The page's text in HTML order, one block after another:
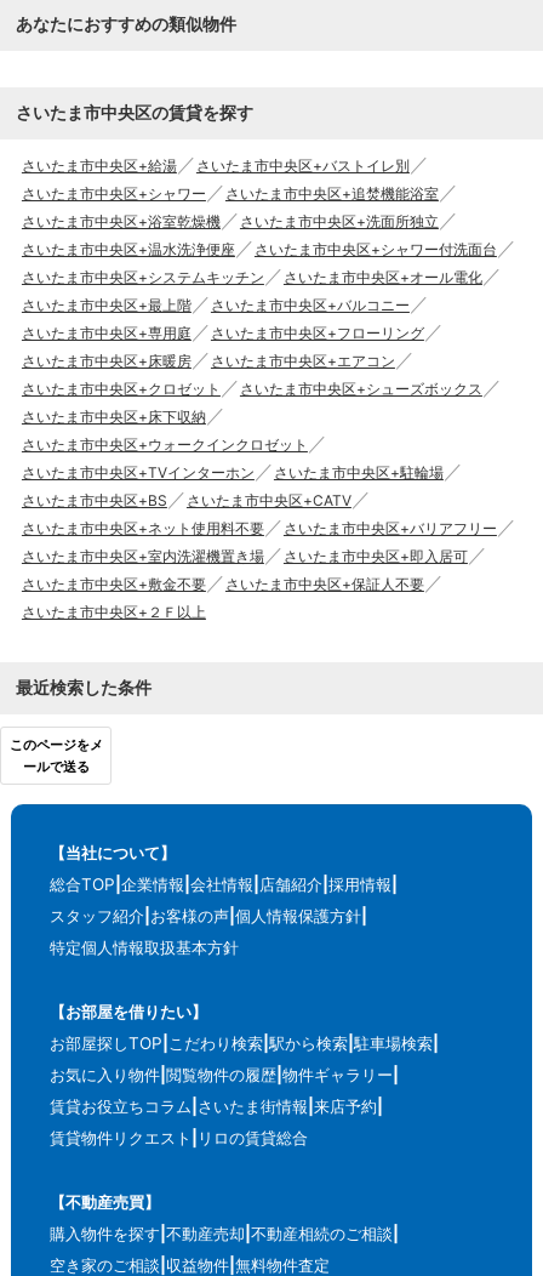
あなたにおすすめの類似物件
さいたま市中央区の賃貸を探す
さいたま市中央区+給湯
さいたま市中央区+バストイレ別
さいたま市中央区+シャワー
さいたま市中央区+追焚機能浴室
さいたま市中央区+浴室乾燥機
さいたま市中央区+洗面所独立
さいたま市中央区+温水洗浄便座
さいたま市中央区+シャワー付洗面台
さいたま市中央区+システムキッチン
さいたま市中央区+オール電化
さいたま市中央区+最上階
さいたま市中央区+バルコニー
さいたま市中央区+専用庭
さいたま市中央区+フローリング
さいたま市中央区+床暖房
さいたま市中央区+エアコン
さいたま市中央区+クロゼット
さいたま市中央区+シューズボックス
さいたま市中央区+床下収納
さいたま市中央区+ウォークインクロゼット
さいたま市中央区+TVインターホン
さいたま市中央区+駐輪場
さいたま市中央区+BS
さいたま市中央区+CATV
さいたま市中央区+ネット使用料不要
さいたま市中央区+バリアフリー
さいたま市中央区+室内洗濯機置き場
さいたま市中央区+即入居可
さいたま市中央区+敷金不要
さいたま市中央区+保証人不要
さいたま市中央区+２Ｆ以上
最近検索した条件
このページをメ
ールで送る
【当社について】
総合TOP 企業情報 会社情報 店舗紹介 採用情報
スタッフ紹介 お客様の声 個人情報保護方針
特定個人情報取扱基本方針
【お部屋を借りたい】
お部屋探しTOP こだわり検索 駅から検索 駐車場検索
お気に入り物件 閲覧物件の履歴 物件ギャラリー
賃貸お役立ちコラム さいたま街情報 来店予約
賃貸物件リクエスト
リロの賃貸総合
【不動産売買】
購入物件を探す 不動産売却 不動産相続のご相談
空き家のご相談 収益物件 無料物件査定